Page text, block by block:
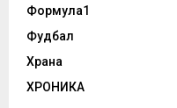
Формула1
Фудбал
Храна
ХРОНИКА